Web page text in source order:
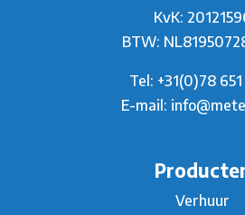
KvK:
BTW:
Tel: +31(0)78 651
E-mail:
Verhuur